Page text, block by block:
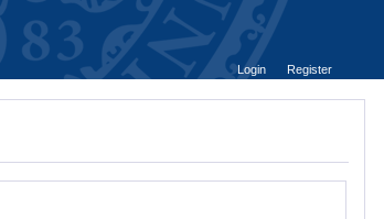
Login
Register